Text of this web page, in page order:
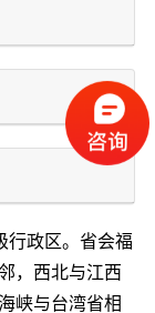
行政区。省会福
，西北与江西
峡与台湾省相